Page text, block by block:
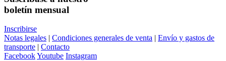
boletín mensual
Inscribirse
Notas legales | Condiciones generales de venta | Envío y gastos de
transporte | Contacto
FacebookYoutube Instagram